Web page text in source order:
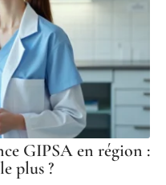
GIPSA en région :
plus ?